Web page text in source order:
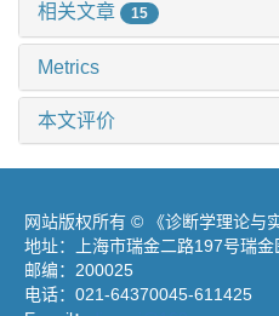
相关文章 15
Metrics
本文评价
网站版权所有 © 《诊断学理论与
地址：上海市瑞金二路197号瑞
邮编：200025
电话：021-64370045-611425